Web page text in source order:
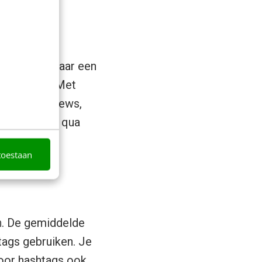
over naar een
videoviews,
volgers, qua
gemiddelde
gebruiken. Je